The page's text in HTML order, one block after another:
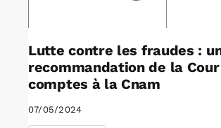
Lutte contre les fraudes :
recommandation de la
comptes à la Cnam
07/05/2024